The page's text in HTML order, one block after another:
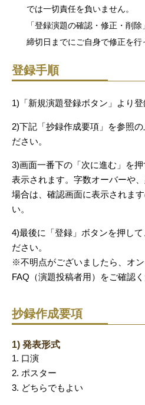
では一切責任を負いません。
「登録演題の確認・修正・削
締切日までにご自身で修正を行
登録手順
1)「新規演題登録ボタン」より登
2)下記「抄録作成要項」を参照
ださい。
3)画面一番下の「次に進む」を
表示されます。字数オーバーや
場合は、確認画面に表示されま
い。
4)最後に「登録」ボタンを押し
ださい。
※不明点がございましたら、オ
FAQ（演題投稿者用）をご確認く
抄録作成要項
1) 発表形式
1. 口演
2. ポスター
3. どちらでもよい